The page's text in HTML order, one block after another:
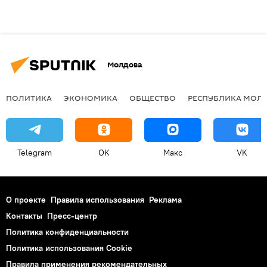
Молдова
ПОЛИТИКА ЭКОНОМИКА ОБЩЕСТВО РЕСПУБЛИКА
Telegram OK Макс VK
О проекте Правила использования Реклама
Контакты Пресс-центр
Политика конфиденциальности
Политика использования Cookie
Правила применения рекомендательных